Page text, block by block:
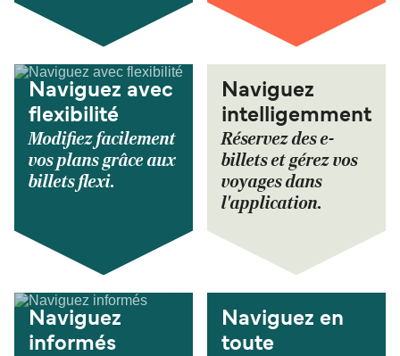
Naviguez avec
flexibilité
Modifiez facilement
vos plans grâce aux
billets flexi.
Naviguez
intelligemment
Réservez des e-
billets et gérez vos
voyages dans
l'application.
Naviguez
informés
Naviguez en
toute